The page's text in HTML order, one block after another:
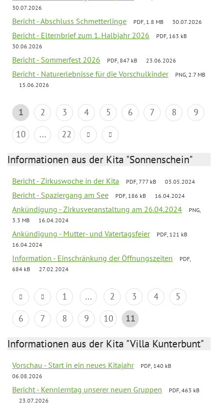
30.07.2026
Bericht - Abschluss Schmetterlinge PDF, 1.8 MB 30.07.2026
Bericht - Elternbrief zum 1. Halbjahr 2026
PDF, 163 kB
30.06.2026
Bericht - Sommerfest 2026 PDF, 847 kB 23.06.2026
Bericht - Naturerlebnisse für die Vorschulkinder
PNG, 2.7 MB
15.06.2026
1 2 3 4 5 6 7 8
9
10
... 22
Informationen aus der Kita "Sonnenschein"
Bericht - Zirkuswoche in der Kita PDF, 777 kB 03.05.2024
Bericht - Spaziergang am See PDF, 186 kB 16.04.2024
Ankündigung - Zirkusveranstaltung am 26.04.2024
PNG,
3.3 MB
16.04.2024
Ankündigung - Mutter- und Vatertagsfeier
PDF, 121 kB
16.04.2024
Information - Einschränkung der Öffnungszeiten
PDF,
684 kB
27.02.2024
1 ... 2 3 4
5
6
7 8 9 10 11
Informationen aus der Kita "Villa Kunterbunt"
Vorschau - Start in ein neues Kitajahr
PDF, 140 kB
06.08.2026
Bericht - Kennlerntag unserer neuen Gruppen
PDF, 463 kB
23.07.2026